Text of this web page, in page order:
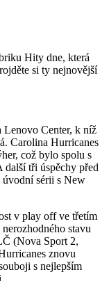
Hity dne, která
si ty nejnovější
Lenovo Center, k níž
Carolina Hurricanes
což bylo spolu s
tři úspěchy před
sérii s New
v play off ve třetím
stavu
(Nova Sport 2,
znovu
s nejlepším